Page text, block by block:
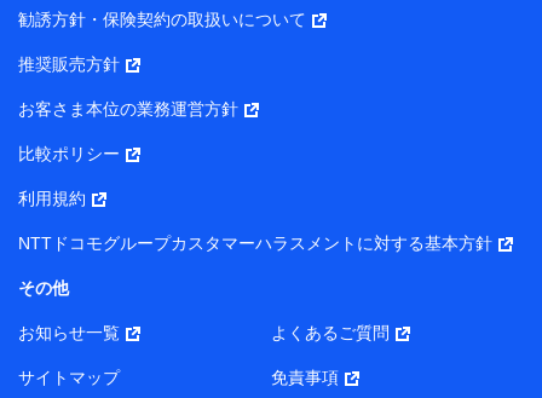
上記に係る案内・手続き・管理等付帯業務を行うため
所・代表者名】
り）
株式会社NTTドコモ・フィナンシャルグループ 代表取締役
社長 廣井 孝史
東京都中央区日本橋人形町2-14-10 アーバンネット日本橋
株式会社ドコモ・インシュアランス 代表取締役社長 吉
村 忠義
勧誘方針・保険契約の取扱いについて
推奨販売方針
お客さま本位の業務運営方針
比較ポリシー
利用規約
NTTドコモグループカスタマーハラスメントに対する基本方針
その他
お知らせ一覧 よくあるご質問
サイトマップ 免責事項